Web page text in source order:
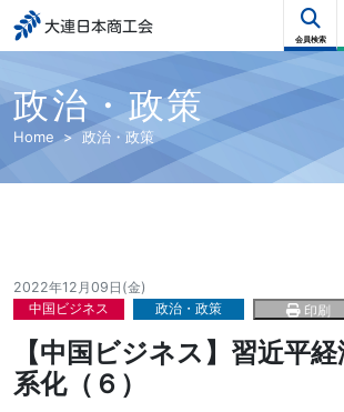
大連日本商工会
会員検索
政治・政策
Home 政治・政策
2022年12月09日(金)
中国ビジネス
政治・政策 印刷
【中国ビジネス】習近平
系化（６）